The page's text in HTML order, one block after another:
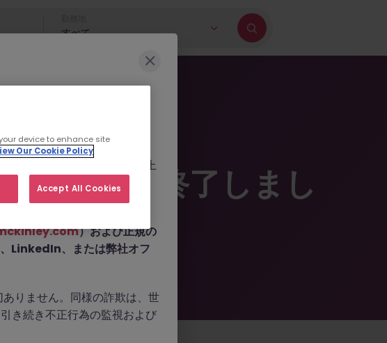
すべて
の掲載は終了しまし
ください。
者を詐欺に巻き込もうとす
アプロフィールを作成した上
信し、個人情報の提供や、
）および正規の
LinkedIn、または弊社オフ
りません。同様の詐欺は、世
き続き不正行為の監視および
device to enhance site
Our Cookie Policy
Accept All Cookies